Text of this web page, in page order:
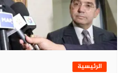
الرئيسية